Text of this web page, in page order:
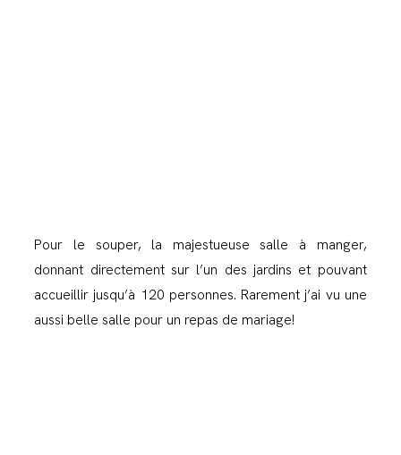
Pour le souper, la majestueuse salle à manger,
donnant directement sur l’un des jardins et pouvant
accueillir jusqu’à 120 personnes. Rarement j’ai vu une
aussi belle salle pour un repas de mariage!